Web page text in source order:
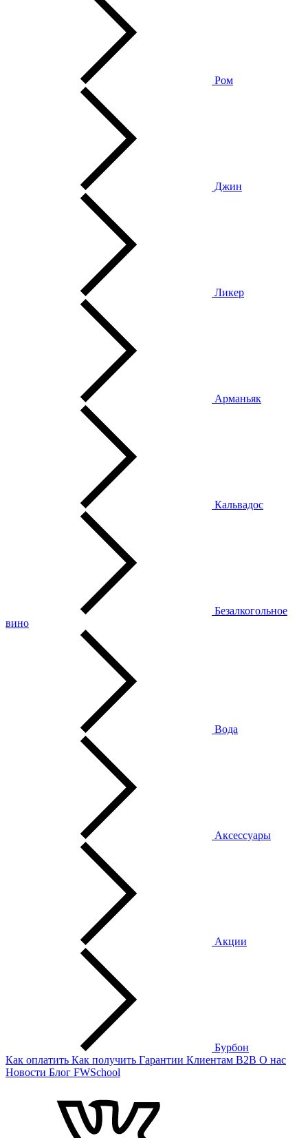
Ром
Джин
Ликер
Арманьяк
Кальвадос
Безалкогольное
вино
Вода
Аксессуары
Акции
Бурбон
Как оплатить Как получить Гарантии Клиентам B2B О нас
Новости Блог FWSchool